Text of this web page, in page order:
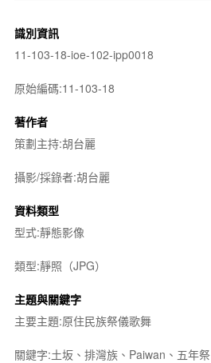
識別資訊
11-103-18-ioe-102-ipp0018
原始編碼:11-103-18
著作者
策劃主持:胡台麗
攝影/採錄者:胡台麗
資料類型
型式:靜態影像
類型:靜照（JPG）
主題與關鍵字
主要主題:原住民族祭儀歌舞
關鍵字:土坂、排灣族、Paiwan、五年祭